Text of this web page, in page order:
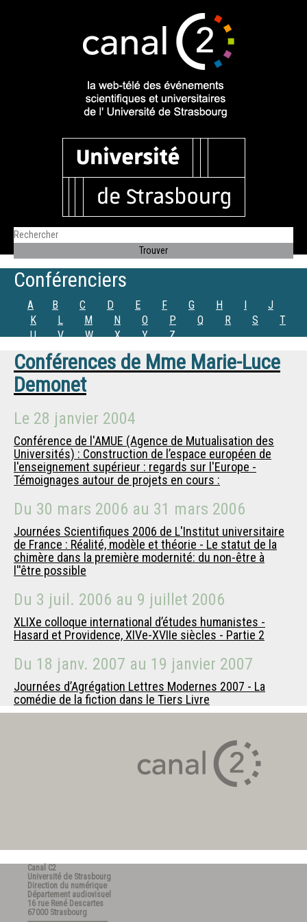
Conférenciers
A B C D E F G H I
J
K
L M N O P Q R S
T
U
V W X Y Z
Conférences de Mme Marie-Luce
Demonet
Le 28 janvier 2004
Conférence de l'AMUE (Agence de Mutualisation des
Universités) : Construction de l’espace européen de
l'enseignement supérieur : regards sur l'Europe -
Témoignages autour de projets en cours :
Du 30 mars 2006 au 31 mars 2006
Journées Scientifiques 2006 de L'Institut universitaire
de France : Réalité, modèle et théorie - Le statut de la
chimère dans la première modernité: du non-être à
l''être possible
Du 3 juil. 2006 au 9 juillet 2006
XLIXe colloque international d’études humanistes -
Hasard et Providence, XIVe-XVIIe siècles - Partie 2
Du 18 janv. 2007 au 19 janvier 2007
Journées d’Agrégation Lettres Modernes 2007 - La
comédie de la fiction dans le Tiers Livre
Canal C2
Université de Strasbourg
Direction du numérique
Département audiovisuel
16 rue René Descartes
67000 Strasbourg